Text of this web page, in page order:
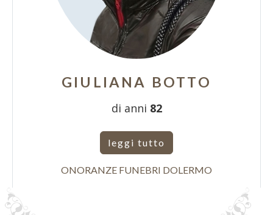
GIULIANA BOTTO
di anni 82
leggi tutto
ONORANZE FUNEBRI DOLERMO